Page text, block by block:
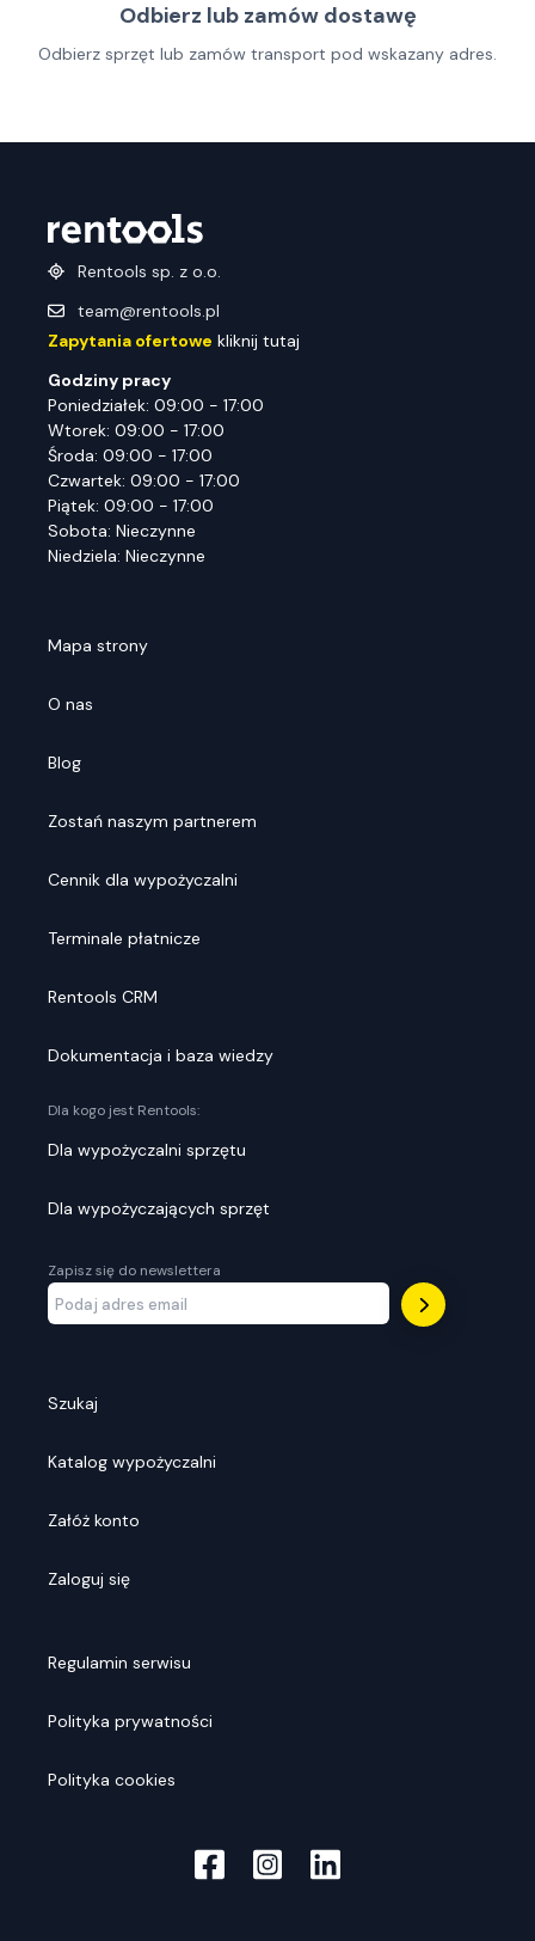
Odbierz lub zamów dostawę
Odbierz sprzęt lub zamów transport pod wskazany adres.
Rentools sp. z o.o.
team@rentools.pl
Zapytania ofertowe kliknij tutaj
Godziny pracy
Poniedziałek: 09:00 - 17:00
Wtorek: 09:00 - 17:00
Środa: 09:00 - 17:00
Czwartek: 09:00 - 17:00
Piątek: 09:00 - 17:00
Sobota: Nieczynne
Niedziela: Nieczynne
Mapa strony
O nas
Blog
Zostań naszym partnerem
Cennik dla wypożyczalni
Terminale płatnicze
Rentools CRM
Dokumentacja i baza wiedzy
Dla kogo jest Rentools:
Dla wypożyczalni sprzętu
Dla wypożyczających sprzęt
Zapisz się do newslettera
Szukaj
Katalog wypożyczalni
Załóż konto
Zaloguj się
Regulamin serwisu
Polityka prywatności
Polityka cookies